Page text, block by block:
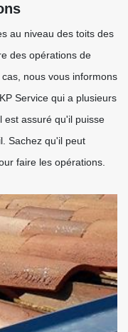
au niveau des toits des
des opérations de
nous vous informons
Service qui a plusieurs
est assuré qu'il puisse
Sachez qu'il peut
faire les opérations.